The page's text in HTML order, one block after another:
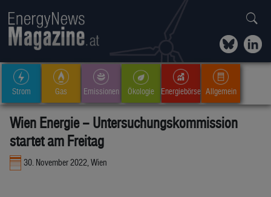
Strom Gas Emissionen Ökologie Energiebörse Allgemein
Wien Energie – Untersuchungskommission
startet am Freitag
30. November 2022, Wien